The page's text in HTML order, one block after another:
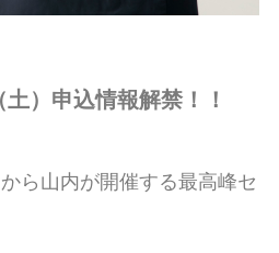
）申込情報解禁！！
ら山内が開催する最高峰セ